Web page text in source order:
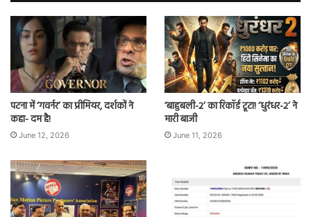
पटना में ‘गवर्नर’ का प्रीमियर, दर्शकों ने
कहा- दम है!
June 12, 2026
‘बाहुबली-2’ का रिकॉर्ड टूटा! ‘धुरंधर-2’ ने
मारी बाजी
June 11, 2026